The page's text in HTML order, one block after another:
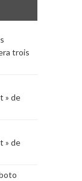
trois
» de
» de